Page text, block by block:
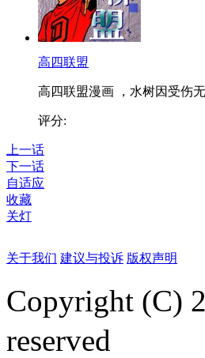
高四联盟
高四联盟漫画 ，水树因受伤
评分:
上一话
下一话
自适应
收藏
关灯
关于我们 建议与投诉 版权声明
Copyright (C)
reserved